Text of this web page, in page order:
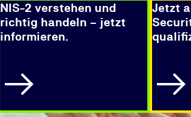
NIS-2 verstehen und
richtig handeln – jetzt
informieren.
Jetzt